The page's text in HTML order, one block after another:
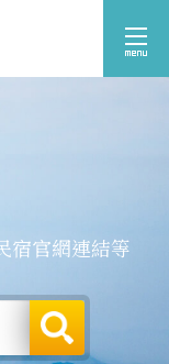
宿官網連結等